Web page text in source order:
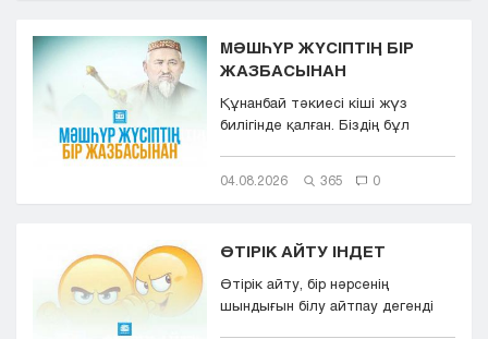
МӘШҺҮР ЖҮСІПТІҢ БІР
ЖАЗБАСЫНАН
Құнанбай тәкиесі кіші жүз
билігінде қалған. Біздің бұл
04.08.2026 365 0
ӨТІРІК АЙТУ ІНДЕТ
Өтірік айту, бір нәрсенің
шындығын білу айтпау дегенді